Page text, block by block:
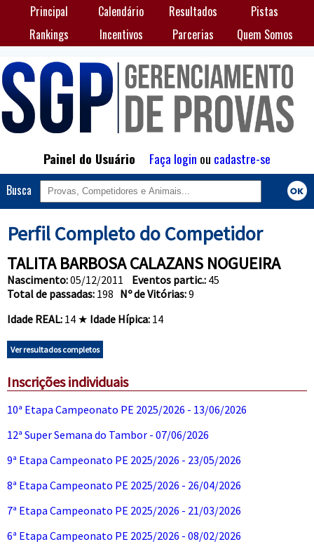
Principal Calendário Resultados
Pistas
Rankings
Incentivos Parcerias Quem Somos
Painel do Usuário Faça login ou cadastre-se
Busca
Perfil Completo do Competidor
TALITA BARBOSA CALAZANS NOGUEIRA
Nascimento:05/12/2011 Eventos partic.: 45
Total de passadas: 198 Nº de Vitórias:9
Idade REAL:14 ★ Idade Hípica:14
Ver resultados completos
Inscrições individuais
10ª Etapa Campeonato PE 2025/2026 - 13/06/2026
12ª Super Semana do Tambor - 07/06/2026
9ª Etapa Campeonato PE 2025/2026 - 23/05/2026
8ª Etapa Campeonato PE 2025/2026 - 26/04/2026
7ª Etapa Campeonato PE 2025/2026 - 21/03/2026
6ª Etapa Campeonato PE 2025/2026 - 08/02/2026